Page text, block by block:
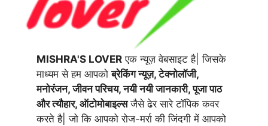
MISHRA'S LOVER एक न्यूज़ वेबसाइट है| जिसके
माध्यम से हम आपकोब्रेकिंग न्यूज़, टेक्नोलॉजी,
मनोरंजन, जीवन परिचय, नयी नयी जानकारी, पूजा पाठ
और त्यौहार, ऑटोमोबाइल्सजैसे ढेर सारे टॉपिक कवर
करते है| जो कि आपको रोज-मर्रा की जिंदगी में आपको